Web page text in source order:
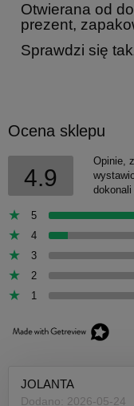
Otwierana od
prezent,
Sprawdzi się
Ocena sklepu
4.9
Opinie,
5
4
3
2
1
JOLANTA
Dodano: 2026-05-24